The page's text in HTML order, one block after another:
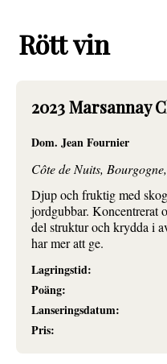
Rött vin
2023 Marsannay
Dom. Jean Fournier
Côte de Nuits,
Djup och fruktig med
jordgubbar. Koncentrerat
del struktur och krydda i
har mer att ge.
Lagringstid:
Poäng:
Lanseringsdatum:
Pris: